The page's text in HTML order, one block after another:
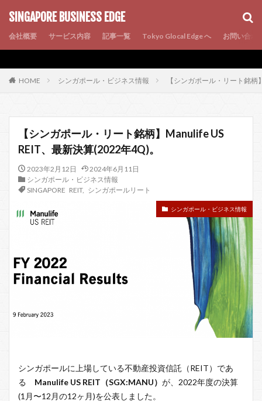
SINGAPORE BUSINESS EDGE
会社概要 サービス内容 記事一覧 Tokyo Glocal Edge へ お問い合わ
HOME シンガポール・ビジネス情報 【シンガポール・リート銘
【シンガポール・リート銘柄】Manulife US
REIT、最新決算(2022年4Q)。
2023年2月12日
2024年6月11日
シンガポール・ビジネス情報
SINGAPORE REIT, シンガポールリート
シンガポール・ビジネス情報
シンガポールに上場している不動産投資信託（REIT）であ
る Manulife US REIT（SGX:MANU） が、2022年度の決算
(1月〜12月の12ヶ月)を公表しました。
AMP SEO PWA